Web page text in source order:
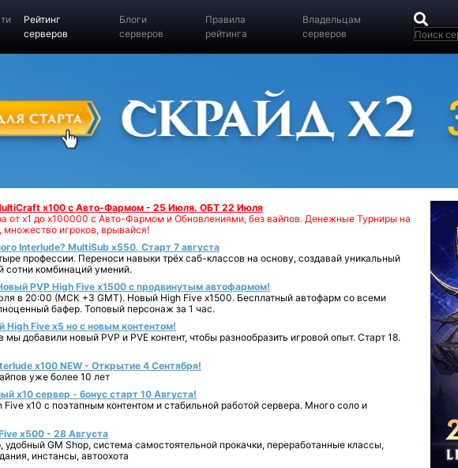
Рейтинг
серверов
Блоги
серверов
Правила
рейтинга
Владельцам
серверов
x100 с Авто-Фармом - 25 Июля. ОБТ 22 Июля
от х1 до х100000 с Авто-Фармом и Обновлениями, без вайпов. Денежные Турниры на
игроков, врывайся!
Interlude? MultiSub x550. Старт 7 августа
профессии. Переноси навыки трёх саб-классов на основу, создавай уникальный
сотни комбинаций умений.
PVP High Five x1500 с продвинутым автофармом!
в 20:00 (МСК +3 GMT). Новый High Five x1500. Бесплатный автофарм со всеми
бафер. Топовый персонаж за 1 час.
Five x5 но с новым контентом!
мы добавили новый PVP и PVE контент, чтобы разнообразить игровой опыт. Старт 18.
х100 NEW - Открытие 4 Сентября!
уже более 10 лет
х10 сервер - бонус старт 10 Августа!
x10 с поэтапным контентом и стабильной работой сервера. Много соло и
x500 - 28 Августа
GM Shop, система самостоятельной прокачки, переработанные классы,
инстансы, автоохота